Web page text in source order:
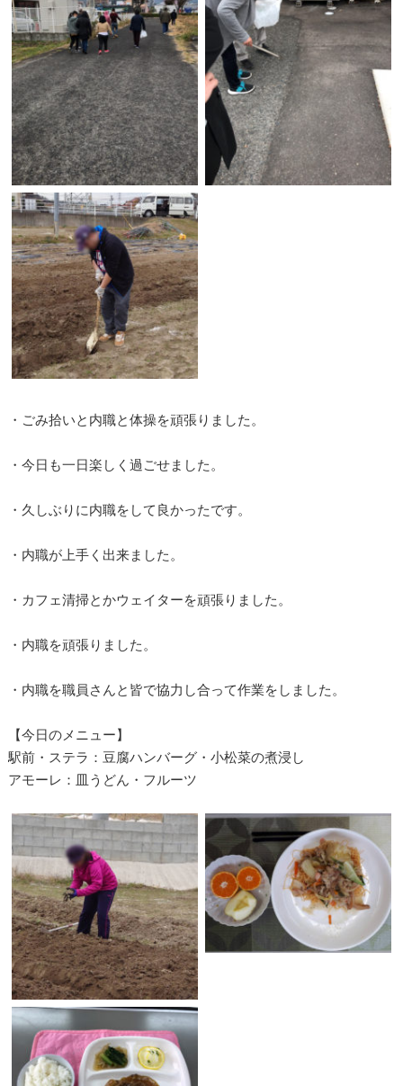
・ごみ拾いと内職と体操を頑張りました。
・今日も一日楽しく過ごせました。
・久しぶりに内職をして良かったです。
・内職が上手く出来ました。
・カフェ清掃とかウェイターを頑張りました。
・内職を頑張りました。
・内職を職員さんと皆で協力し合って作業をしました。
【今日のメニュー】
駅前・ステラ：豆腐ハンバーグ・小松菜の煮浸し
アモーレ：皿うどん・フルーツ